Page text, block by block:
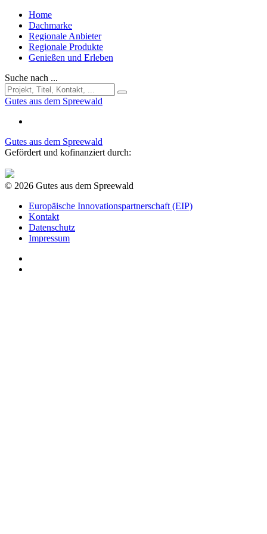
Home
Dachmarke
Regionale Anbieter
Regionale Produkte
Genießen und Erleben
Suche nach ...
Gutes aus dem Spreewald
Gutes aus dem Spreewald
Gefördert und kofinanziert durch:
© 2026 Gutes aus dem Spreewald
Europäische Innovationspartnerschaft (EIP)
Kontakt
Datenschutz
Impressum